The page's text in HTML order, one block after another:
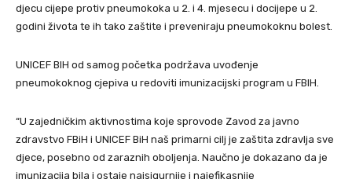
djecu cijepe protiv pneumokoka u 2. i 4. mjesecu i docijepe u 2.
godini života te ih tako zaštite i preveniraju pneumokoknu bolest.
UNICEF BIH od samog početka podržava uvođenje
pneumokoknog cjepiva u redoviti imunizacijski program u FBIH.
“U zajedničkim aktivnostima koje sprovode Zavod za javno
zdravstvo FBiH i UNICEF BiH naš primarni cilj je zaštita zdravlja sve
djece, posebno od zaraznih oboljenja. Naučno je dokazano da je
imunizacija bila i ostaje najsigurnije i najefikasnije